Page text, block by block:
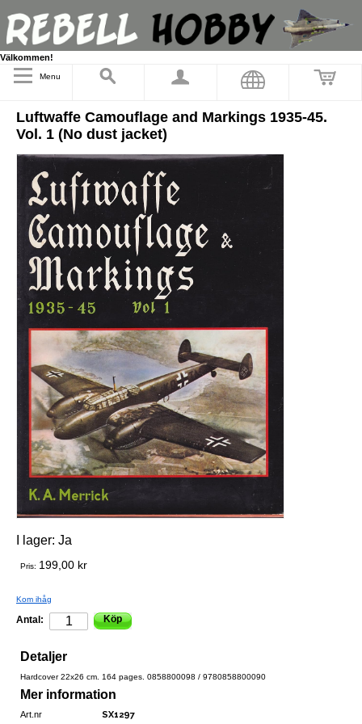
Välkommen!
Menu
Luftwaffe Camouflage and Markings 1935-45.
Vol. 1 (No dust jacket)
I lager: Ja
Pris: 199,00 kr
Kom ihåg
Antal: Köp
Detaljer
Hardcover 22x26 cm. 164 pages. 0858800098 / 9780858800090
Mer information
Art.nr SX1297